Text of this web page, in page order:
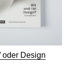
oder Design